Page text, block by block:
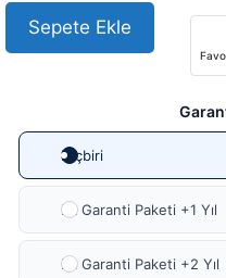
Sepete Ekle
Hiçbiri
Ek Garanti Paketi +1 Yıl
Ek Garanti Paketi +2 Yıl